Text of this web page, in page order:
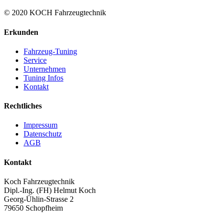
© 2020 KOCH Fahrzeugtechnik
Erkunden
Fahrzeug-Tuning
Service
Unternehmen
Tuning Infos
Kontakt
Rechtliches
Impressum
Datenschutz
AGB
Kontakt
Koch Fahrzeugtechnik
Dipl.-Ing. (FH) Helmut Koch
Georg-Ühlin-Strasse 2
79650 Schopfheim